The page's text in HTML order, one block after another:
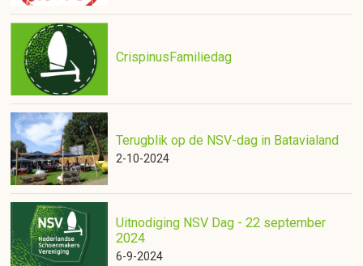
CrispinusFamiliedag
Terugblik op de NSV-dag in Batavialand
2-10-2024
Uitnodiging NSV Dag - 22 september
2024
6-9-2024